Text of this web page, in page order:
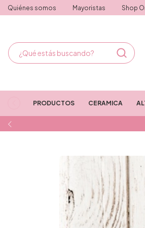
Quiénes somos Mayoristas Shop
PRODUCTOS CERAMICA